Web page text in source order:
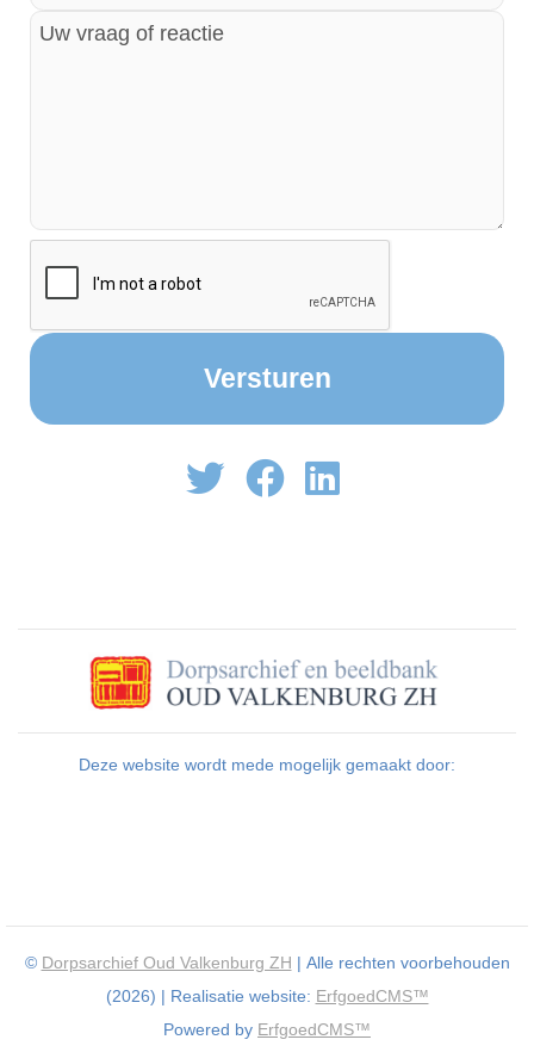
Deze website wordt mede mogelijk gemaakt door:
© Dorpsarchief Oud Valkenburg ZH | Alle rechten voorbehouden
(2026) | Realisatie website: ErfgoedCMS™
Powered by ErfgoedCMS™